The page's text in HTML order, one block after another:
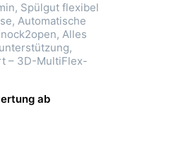
Spülgut flexibel
Automatische
Alles
– 3D-MultiFlex-
ab